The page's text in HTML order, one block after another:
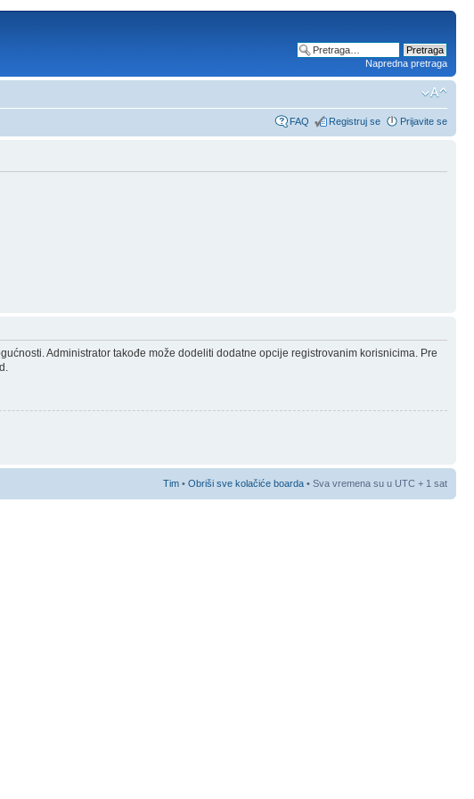
Napredna pretraga
FAQ Registruj se Prijavite se
Administrator takođe može dodeliti dodatne opcije registrovanim korisnicima. Pre
Tim • Obriši sve kolačiće boarda • Sva vremena su u UTC + 1 sat